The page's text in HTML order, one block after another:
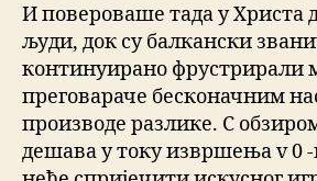
И повероваше тада у Христа
људи, док су балкански
континуирано фрустрирали
преговараче бесконачним
производе разлике. С
дешава у току извршења v 0